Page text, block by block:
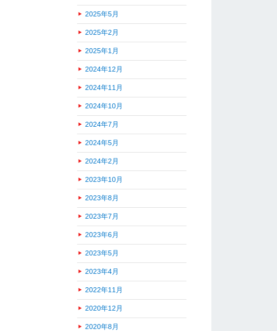
2025年5月
2025年2月
2025年1月
2024年12月
2024年11月
2024年10月
2024年7月
2024年5月
2024年2月
2023年10月
2023年8月
2023年7月
2023年6月
2023年5月
2023年4月
2022年11月
2020年12月
2020年8月